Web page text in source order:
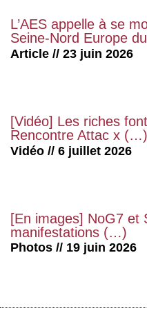
L’AES appelle à se
Seine-Nord Europe
Article // 23 juin 2026
[Vidéo] Les riches
Rencontre Attac x (…)
Vidéo // 6 juillet 2026
[En images] NoG7 et
manifestations (…)
Photos // 19 juin 2026